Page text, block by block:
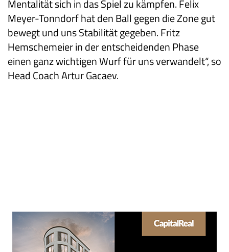
Mentalität sich in das Spiel zu kämpfen. Felix
Meyer-Tonndorf hat den Ball gegen die Zone gut
bewegt und uns Stabilität gegeben. Fritz
Hemschemeier in der entscheidenden Phase
einen ganz wichtigen Wurf für uns verwandelt“, so
Head Coach Artur Gacaev.